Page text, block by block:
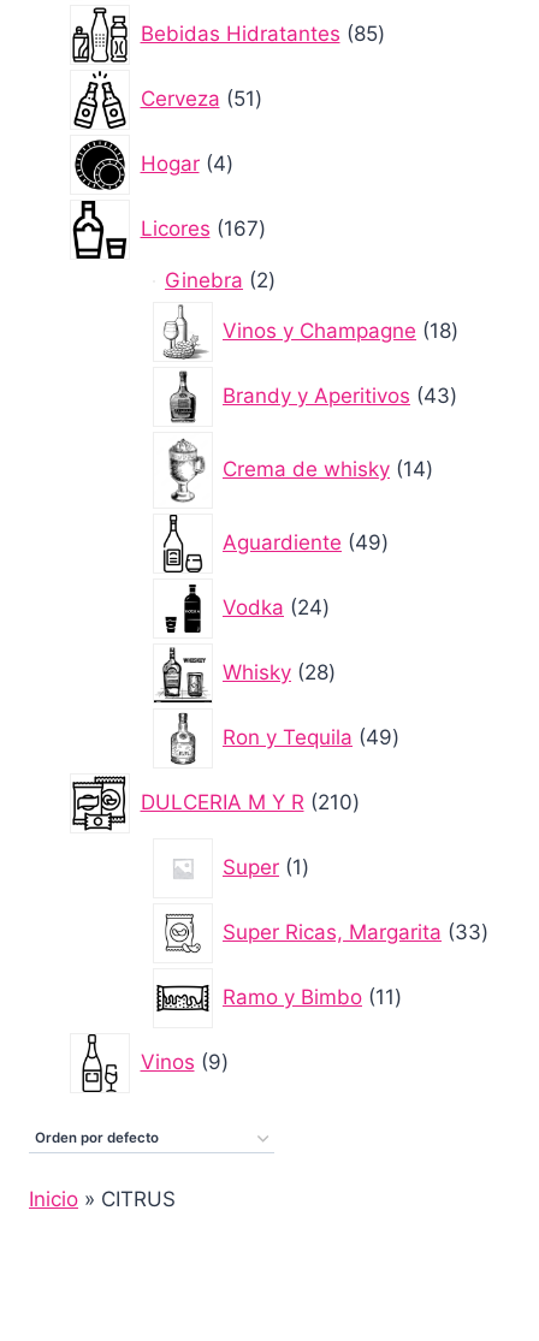
Bebidas Hidratantes 85
productos
Cerveza 51
productos
Hogar 4
productos
Licores 167
productos
Ginebra
22
Vinos y Champagne 18
Brandy y Aperitivos
43
Crema de whisky 14productos
Aguardiente 49
49
productos
Vodka
24
24
productos
Whisky 28
28
productos
Ron y Tequila
49
49
productos
DULCERIA M Y R 210
210
productos
Super 1
1
producto
Super Ricas, Margarita
33
33
Ramo y Bimbo 11
11
productos
Vinos 9
9
productos
Inicio » CITRUS